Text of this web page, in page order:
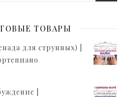
ТОВАРЫ
для струнных) |
|